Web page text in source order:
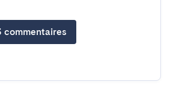
commentaires